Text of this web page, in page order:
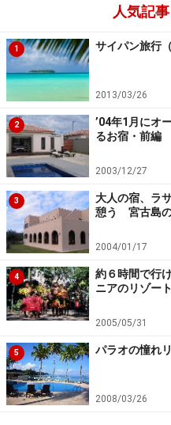
人気記
1 サイパン旅行
2013/03/26
2
’04年1月にオ
るお宿・前編
2003/12/27
3
大人の宿、ラ
憩う 宮古島
2004/01/17
4
約６時間で行
ニアのリゾート
2005/05/31
5 パラオの憧れ
2008/03/26